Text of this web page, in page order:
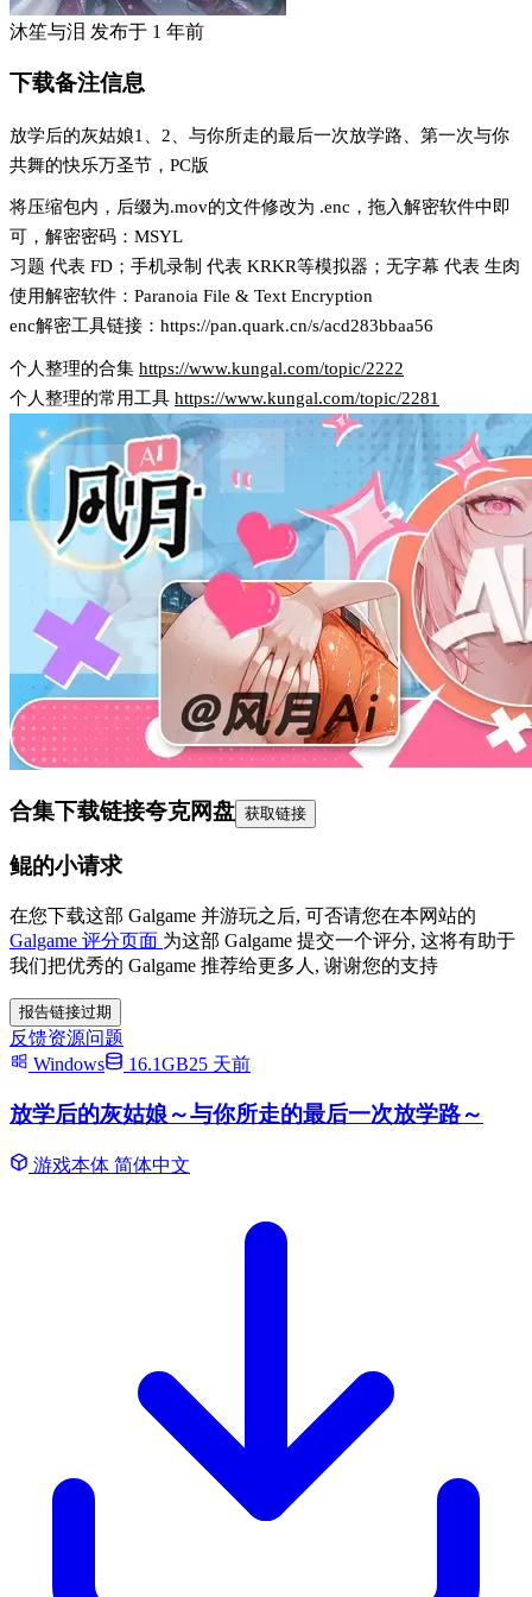
沐笙与泪 发布于 1 年前
下载备注信息
放学后的灰姑娘1、2、与你所走的最后一次放学路、第一次与你
共舞的快乐万圣节，PC版
将压缩包内，后缀为.mov的文件修改为 .enc，拖入解密软件中即
可，解密密码：MSYL
习题 代表 FD；手机录制 代表 KRKR等模拟器；无字幕 代表 生肉
使用解密软件：Paranoia File & Text Encryption
enc解密工具链接：https://pan.quark.cn/s/acd283bbaa56
个人整理的合集 https://www.kungal.com/topic/2222
个人整理的常用工具 https://www.kungal.com/topic/2281
合集下载链接夸克网盘 获取链接
鲲的小请求
在您下载这部 Galgame 并游玩之后, 可否请您在本网站的
Galgame 评分页面 为这部 Galgame 提交一个评分, 这将有助于
我们把优秀的 Galgame 推荐给更多人, 谢谢您的支持
报告链接过期
反馈资源问题
Windows
16.1GB25 天前
放学后的灰姑娘～与你所走的最后一次放学路～
游戏本体 简体中文